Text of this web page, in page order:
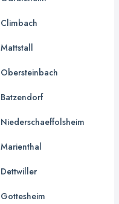
Climbach
Mattstall
Obersteinbach
Batzendorf
Niederschaeffolsheim
Marienthal
Dettwiller
Gottesheim